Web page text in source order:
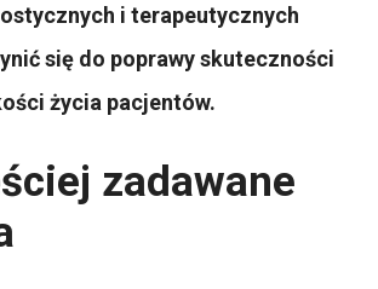
i terapeutycznych
się do poprawy skuteczności
życia pacjentów.
zadawane